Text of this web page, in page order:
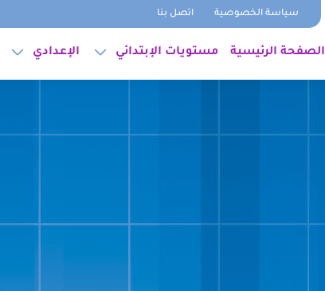
سياسة الخصوصية اتصل بنا
الصفحة الرئيسية مستويات الإبتدائي الإعدادي